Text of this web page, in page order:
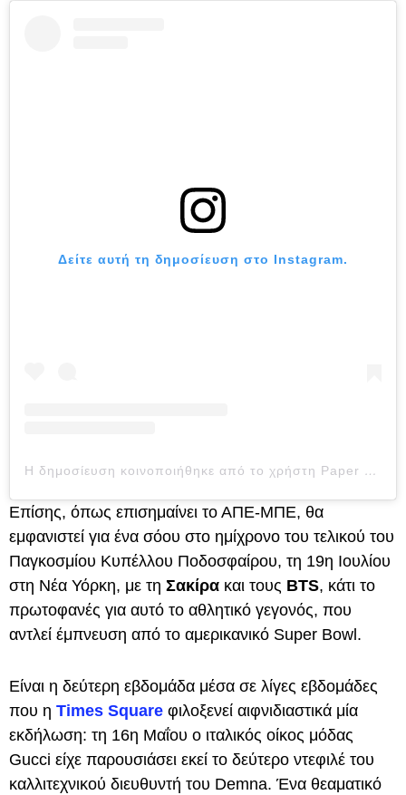
Δείτε αυτή τη δημοσίευση στο Instagram.
Η δημοσίευση κοινοποιήθηκε από το χρήστη Paper Magazine (@papermagazine)
Επίσης, όπως επισημαίνει το ΑΠΕ-ΜΠΕ, θα
εμφανιστεί για ένα σόου στο ημίχρονο του τελικού του
Παγκοσμίου Κυπέλλου Ποδοσφαίρου, τη 19η Ιουλίου
στη Νέα Υόρκη, με τη Σακίρα και τους BTS, κάτι το
πρωτοφανές για αυτό το αθλητικό γεγονός, που
αντλεί έμπνευση από το αμερικανικό Super Bowl.
Είναι η δεύτερη εβδομάδα μέσα σε λίγες εβδομάδες
που η Times Square φιλοξενεί αιφνιδιαστικά μία
εκδήλωση: τη 16η Μαΐου ο ιταλικός οίκος μόδας
Gucci είχε παρουσιάσει εκεί το δεύτερο ντεφιλέ του
καλλιτεχνικού διευθυντή του Demna. Ένα θεαματικό